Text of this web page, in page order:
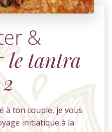
&
le tantra
à ton couple, je vous
initiatique à la